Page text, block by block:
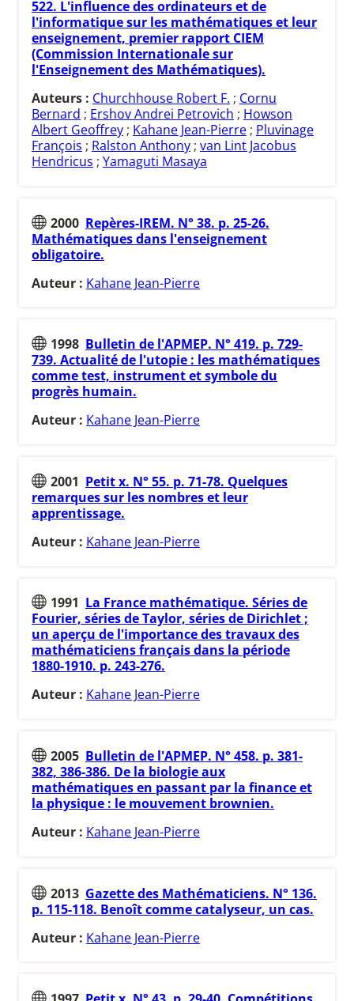
522. L'influence des ordinateurs et de
l'informatique sur les mathématiques et leur
enseignement, premier rapport CIEM
(Commission Internationale sur
l'Enseignement des Mathématiques).
Auteurs : Churchhouse Robert F. ; Cornu
Bernard ; Ershov Andrei Petrovich ; Howson
Albert Geoffrey ; Kahane Jean-Pierre ; Pluvinage
François ; Ralston Anthony ; van Lint Jacobus
Hendricus ; Yamaguti Masaya
2000 Repères-IREM. N° 38. p. 25-26.
Mathématiques dans l'enseignement
obligatoire.
Auteur : Kahane Jean-Pierre
1998 Bulletin de l'APMEP. N° 419. p. 729-
739. Actualité de l'utopie : les mathématiques
comme test, instrument et symbole du
progrès humain.
Auteur : Kahane Jean-Pierre
2001 Petit x. N° 55. p. 71-78. Quelques
remarques sur les nombres et leur
apprentissage.
Auteur : Kahane Jean-Pierre
1991 La France mathématique. Séries de
Fourier, séries de Taylor, séries de Dirichlet ;
un aperçu de l'importance des travaux des
mathématiciens français dans la période
1880-1910. p. 243-276.
Auteur : Kahane Jean-Pierre
2005 Bulletin de l'APMEP. N° 458. p. 381-
382, 386-386. De la biologie aux
mathématiques en passant par la finance et
la physique : le mouvement brownien.
Auteur : Kahane Jean-Pierre
2013 Gazette des Mathématiciens. N° 136.
p. 115-118. Benoît comme catalyseur, un cas.
Auteur : Kahane Jean-Pierre